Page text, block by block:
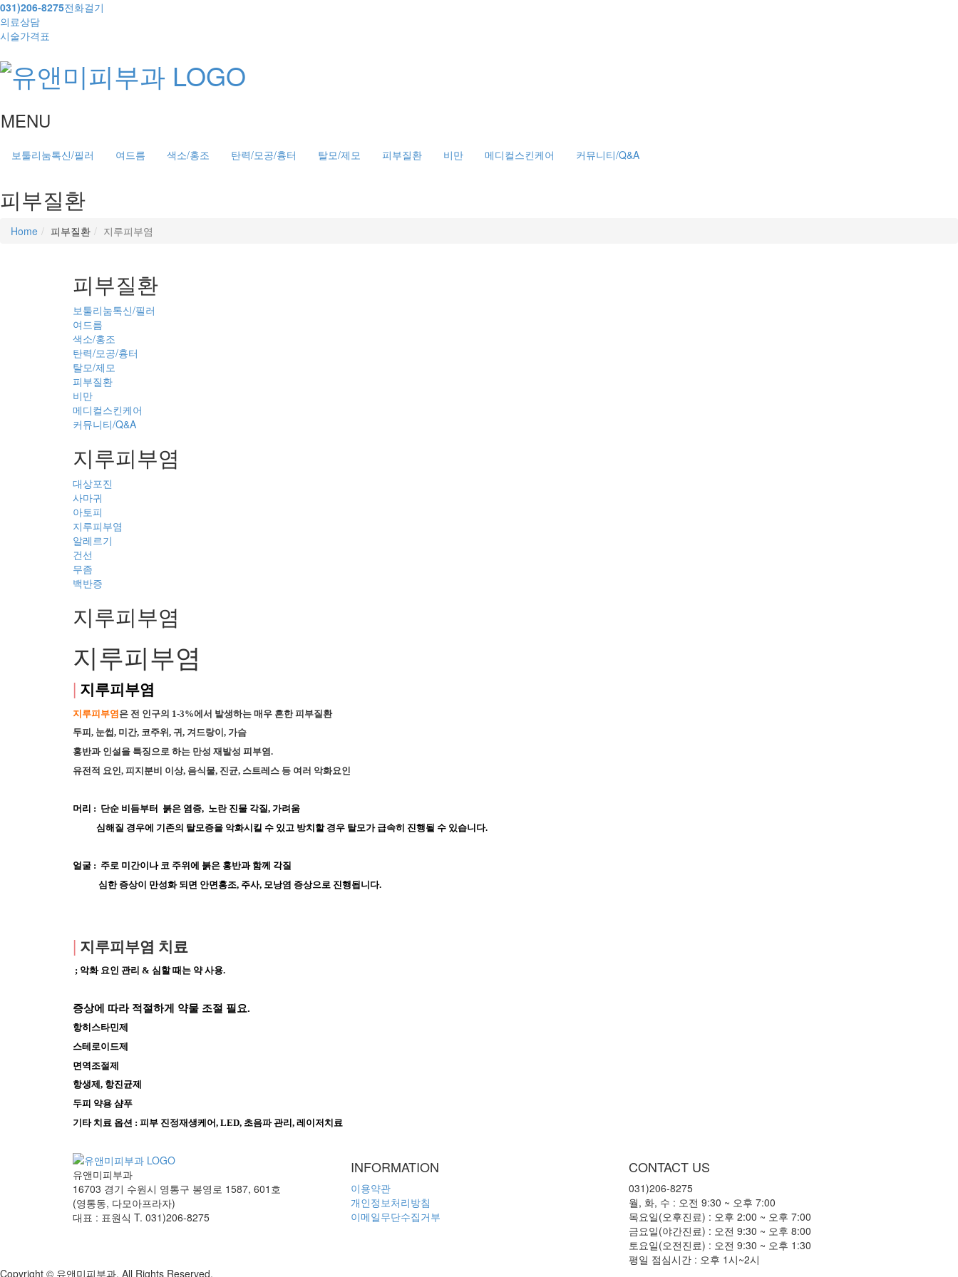
031)206-8275전화걸기
의료상담
시술가격표
MENU
보툴리눔톡신/필러 여드름 색소/홍조 탄력/모공/흉터 탈모/제모 피부질환 비만 메디컬스킨케어 커뮤니티/Q&A
피부질환
Home 피부질환 지루피부염
피부질환
보툴리눔톡신/필러
여드름
색소/홍조
탄력/모공/흉터
탈모/제모
피부질환
비만
메디컬스킨케어
커뮤니티/Q&A
지루피부염
대상포진
사마귀
아토피
지루피부염
알레르기
건선
무좀
백반증
지루피부염
지루피부염
| 지루피부염
지루피부염은 전 인구의 1-3%에서 발생하는 매우 흔한 피부질환
두피, 눈썹, 미간, 코주위, 귀, 겨드랑이, 가슴
홍반과 인설을 특징으로 하는 만성 재발성 피부염.
유전적 요인, 피지분비 이상, 음식물, 진균, 스트레스 등 여러 악화요인
머리 :  단순 비듬부터  붉은 염증,  노란 진물 각질, 가려움
심해질 경우에 기존의 탈모증을 악화시킬 수 있고 방치할 경우 탈모가 급속히 진행될 수 있습니다.
얼굴 :  주로 미간이나 코 주위에 붉은 홍반과 함께 각질
심한 증상이 만성화 되면 안면홍조, 주사, 모낭염 증상으로 진행됩니다.
| 지루피부염 치료
; 악화 요인 관리 & 심할 때는 약 사용.
증상에 따라 적절하게 약물 조절 필요.
항히스타민제
스테로이드제
면역조절제
항생제, 항진균제
두피 약용 샴푸
기타 치료 옵션 : 피부 진정재생케어, LED, 초음파 관리, 레이저치료
유앤미피부과
16703 경기 수원시 영통구 봉영로 1587, 601호
(영통동, 다모아프라자)
대표 : 표원식 T. 031)206-8275
INFORMATION
이용약관
개인정보처리방침
이메일무단수집거부
CONTACT US
031)206-8275
월, 화, 수 : 오전 9:30 ~ 오후 7:00
목요일(오후진료) : 오후 2:00 ~ 오후 7:00
금요일(야간진료) : 오전 9:30 ~ 오후 8:00
토요일(오전진료) : 오전 9:30 ~ 오후 1:30
평일 점심시간 : 오후 1시~2시
Copyright © 유앤미피부과. All Rights Reserved.